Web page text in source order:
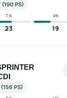
(190 PS)
TK
23
VK
19
PS)